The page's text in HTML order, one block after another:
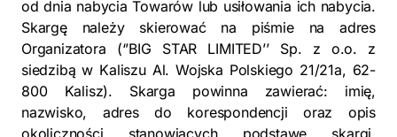
od dnia nabycia Towarów lub usiłowania ich nabycia.
Skargę należy skierować na piśmie na adres
Organizatora (‘’BIG STAR LIMITED’’ Sp. z o.o. z
siedzibą w Kaliszu Al. Wojska Polskiego 21/21a, 62-
800 Kalisz). Skarga powinna zawierać: imię,
nazwisko, adres do korespondencji oraz opis
okoliczności stanowiących podstawę skargi.